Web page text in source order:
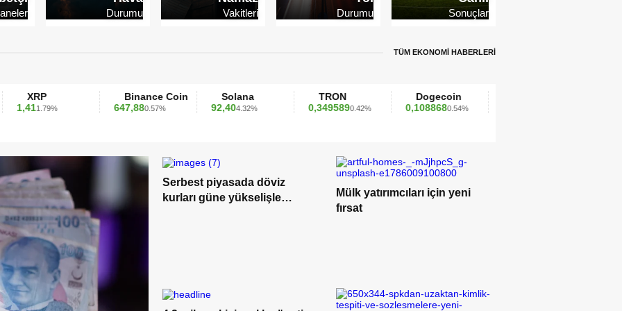
Durumu Vakitleri Durumu Sonuçlar
TÜM EKONOMİ HABERLERİ
Binance Coin
647,88 0.57%
Solana
4.32%
TRON
0,349589
0.42%
Dogecoin
0,108868
0.54%
Cardano
0,271312
Serbest piyasada döviz
kurları güne yükselişle
Mülk yatırımcıları için yeni
fırsat